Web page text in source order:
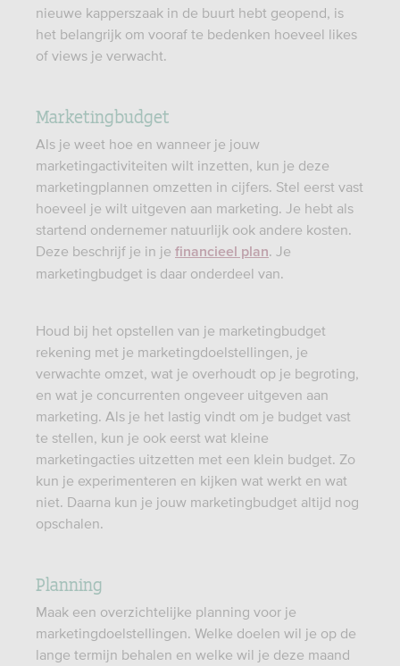
nieuwe kapperszaak in de buurt hebt geopend, is
het belangrijk om vooraf te bedenken hoeveel likes
of views je verwacht.
Marketingbudget
Als je weet hoe en wanneer je jouw
marketingactiviteiten wilt inzetten, kun je deze
marketingplannen omzetten in cijfers. Stel eerst vast
hoeveel je wilt uitgeven aan marketing. Je hebt als
startend ondernemer natuurlijk ook andere kosten.
Deze beschrijf je in je financieel plan. Je
marketingbudget is daar onderdeel van.
Houd bij het opstellen van je marketingbudget
rekening met je marketingdoelstellingen, je
verwachte omzet, wat je overhoudt op je begroting,
en wat je concurrenten ongeveer uitgeven aan
marketing. Als je het lastig vindt om je budget vast
te stellen, kun je ook eerst wat kleine
marketingacties uitzetten met een klein budget. Zo
kun je experimenteren en kijken wat werkt en wat
niet. Daarna kun je jouw marketingbudget altijd nog
opschalen.
Planning
Maak een overzichtelijke planning voor je
marketingdoelstellingen. Welke doelen wil je op de
lange termijn behalen en welke wil je deze maand